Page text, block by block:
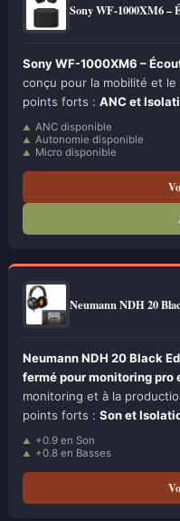
Sony WF-1000XM6
Sony WF-1000XM6 –
conçu pour la mobilité et
points forts : ANC et
ANC disponible
Autonomie disponible
Micro disponible
Neumann NDH 20
Neumann NDH 20 Black
fermé pour monitoring pro
monitoring et à la
points forts : Son et
+0.9 en Son
+0.8 en Basses